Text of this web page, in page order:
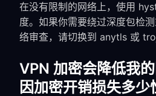
在没有限制的网络上，使用
度。如果你需要绕过深度包检
络审查，请切换到 anytls 或
VPN 加密会降低我
因加密开销损失多